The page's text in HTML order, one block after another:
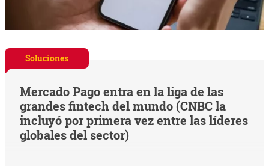
Soluciones
Mercado Pago entra en la liga de las
grandes fintech del mundo (CNBC la
incluyó por primera vez entre las líderes
globales del sector)